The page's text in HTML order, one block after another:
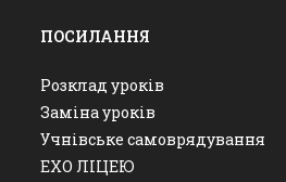
ПОСИЛАННЯ
Розклад уроків
Заміна уроків
Учнівське самоврядування
ЕХО ЛІЦЕЮ